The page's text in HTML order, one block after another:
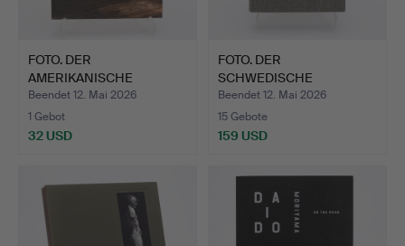
FOTO. DER
AMERIKANISCHE
FOTOGRAF ANDY WEBE…
Beendet 12. Mai 2026
1 Gebot
32 USD
FOTO. DER
SCHWEDISCHE
FOTOGRAF GERRY
JOHAN…
Beendet 12. Mai 2026
15 Gebote
159 USD